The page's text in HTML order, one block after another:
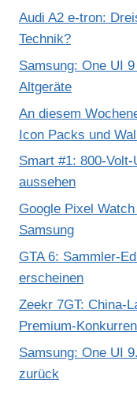
Audi A2 e-tron:
Technik?
Samsung: One UI
Altgeräte
An diesem
Icon Packs und
Smart #1: 800-
aussehen
Google Pixel
Samsung
GTA 6: Sammler-
erscheinen
Zeekr 7GT: China-
Premium-
Samsung: One UI
zurück